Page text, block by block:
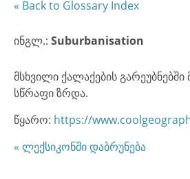
« Back to Glossary Index
ინგლ.: Suburbanisation
მსხვილი ქალაქების
სწრაფი ზრდა.
წყარო: https://
« ლექსიკონში დაბრუნება